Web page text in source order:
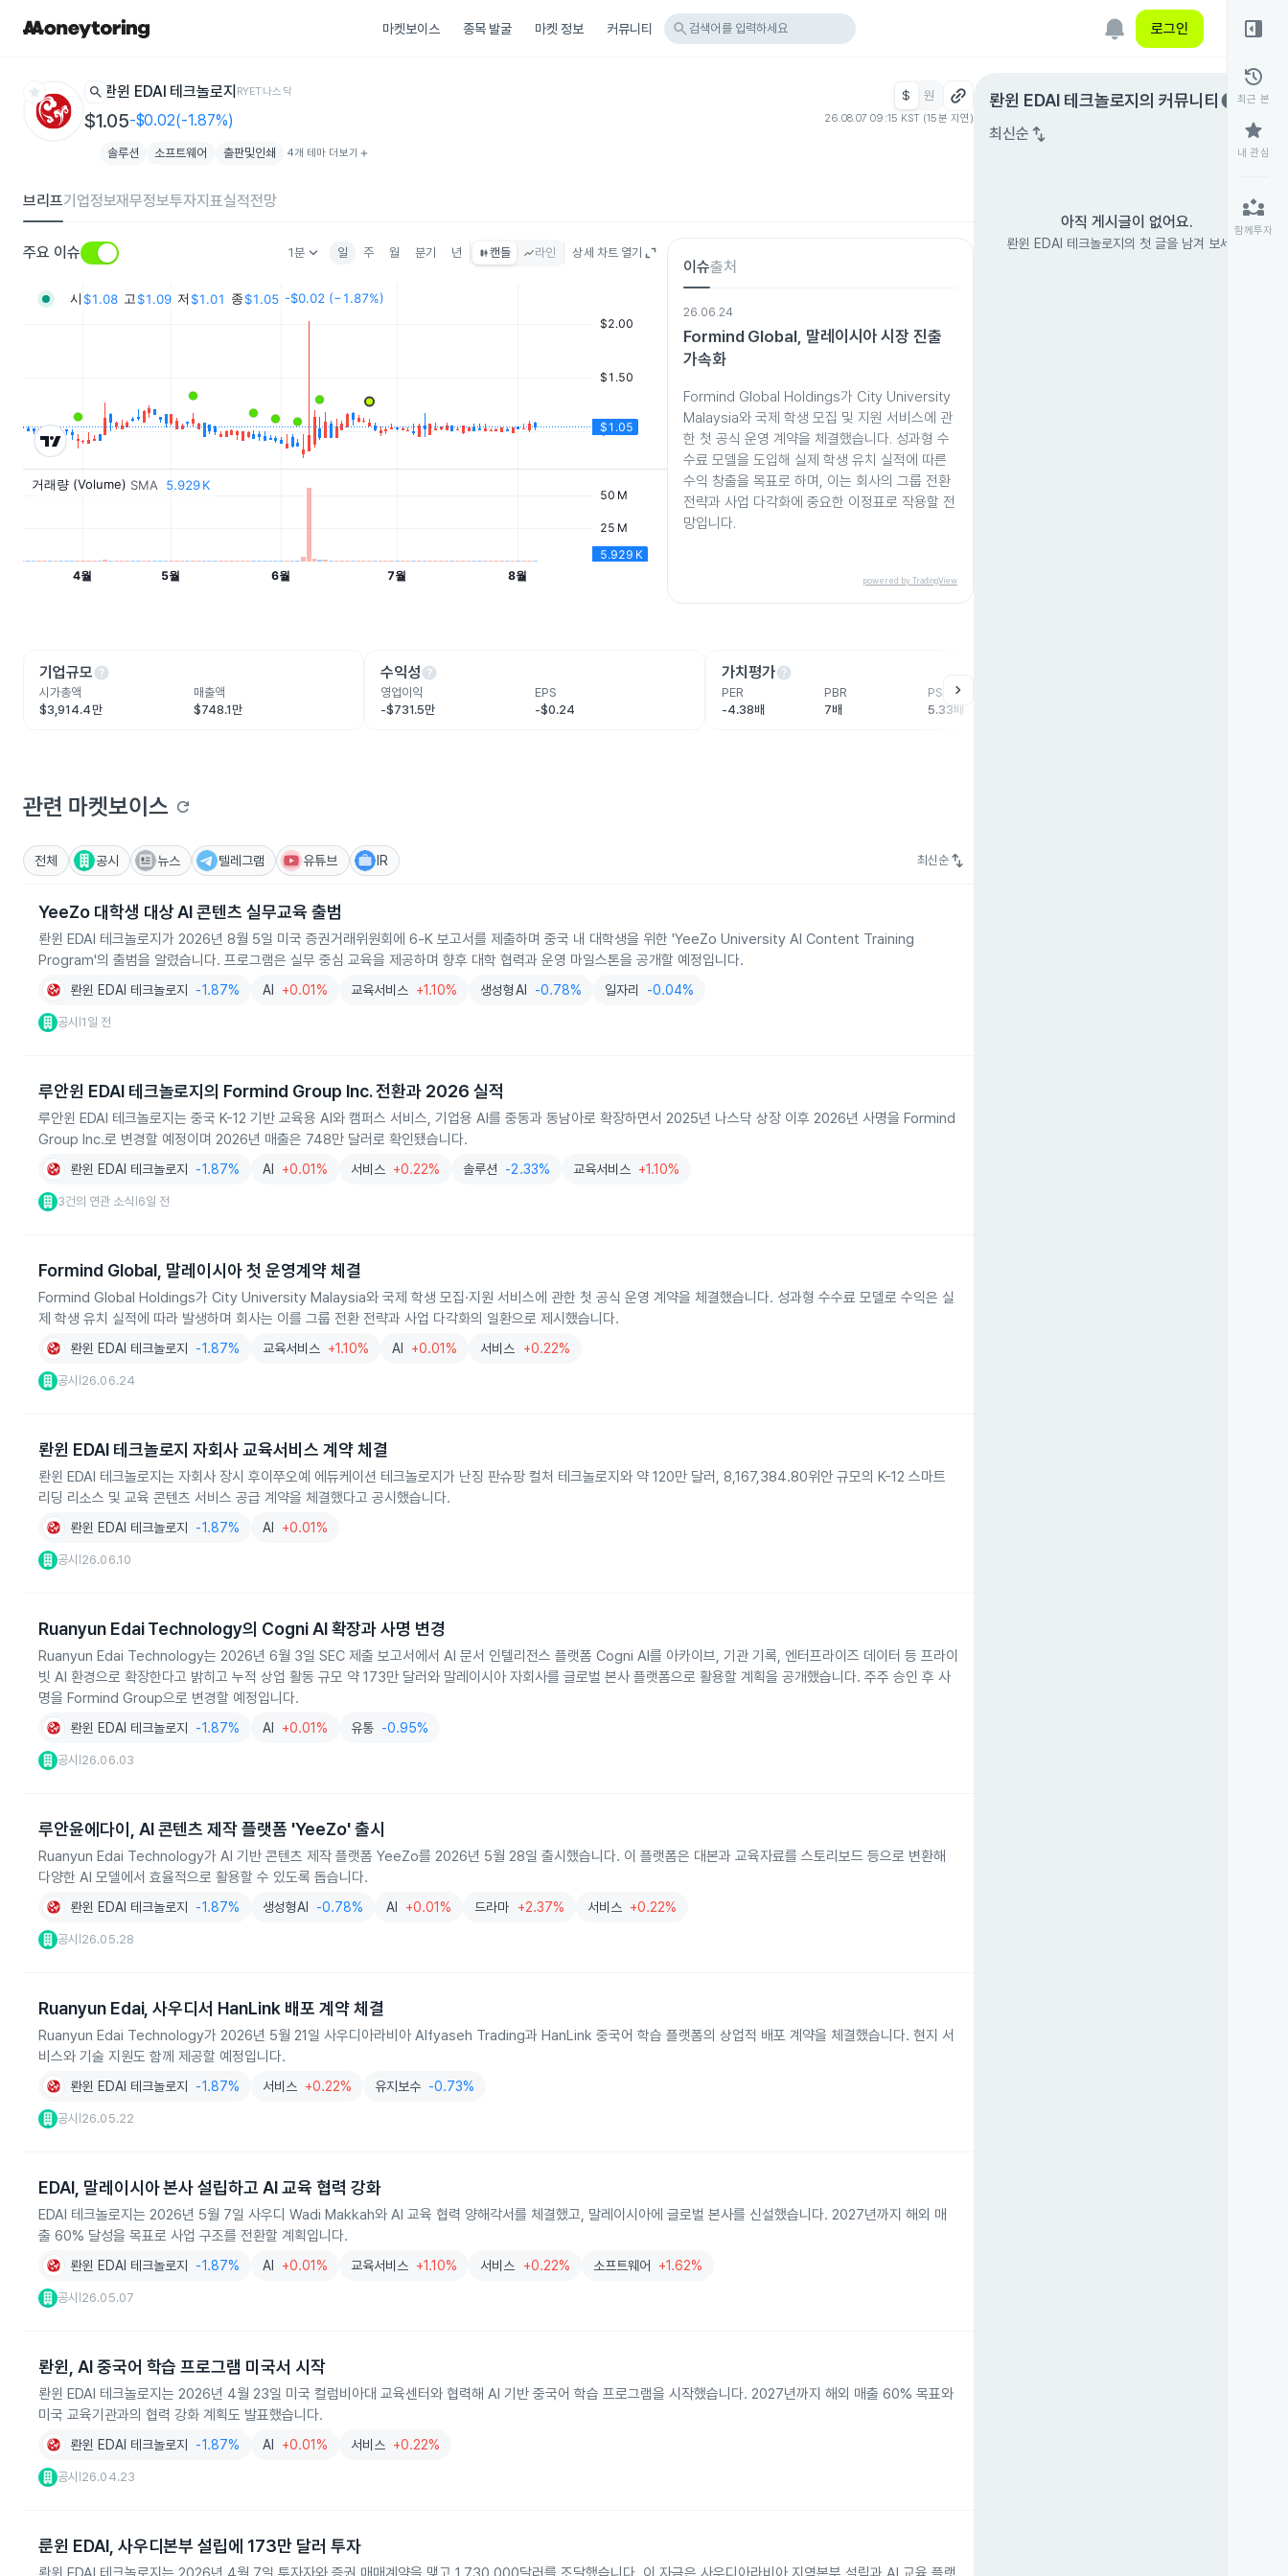
마켓보이스 종목 발굴 마켓 정보 커뮤니티 search 검색어를 입력하세요 로그인
star search 롼윈 EDAI 테크놀로지 RYET나스닥
$1.05-$0.02(-1.87%)
$ 원
26.08.07 09:15 KST (15분 지연)
솔루션 소프트웨어 출판및인쇄 4개 테마 더보기 add
브리프기업정보재무정보투자지표실적전망
주요 이슈 1분keyboard_arrow_down 일 주 월 분기 년 캔들 라인 상세 차트 열기
이슈출처
26.06.24
Formind Global, 말레이시아 시장 진출
가속화
Formind Global Holdings가 City University
Malaysia와 국제 학생 모집 및 지원 서비스에 관
한 첫 공식 운영 계약을 체결했습니다. 성과형 수
수료 모델을 도입해 실제 학생 유치 실적에 따른
수익 창출을 목표로 하며, 이는 회사의 그룹 전환
전략과 사업 다각화에 중요한 이정표로 작용할 전
망입니다.
powered by TradingView
기업규모help
시가총액
$3,914.4만
매출액
$748.1만
수익성help
영업이익
-$731.5만
EPS
-$0.24
가치평가help
PER
-4.38배
PBR
7배
PSR
5.33배
chevron_right
관련 마켓보이스 refresh
전체 공시 뉴스 텔레그램 유튜브 IR 최신순 swap_vert
YeeZo 대학생 대상 AI 콘텐츠 실무교육 출범
롼윈 EDAI 테크놀로지가 2026년 8월 5일 미국 증권거래위원회에 6‑K 보고서를 제출하며 중국 내 대학생을 위한 'YeeZo University AI Content Training
Program'의 출범을 알렸습니다. 프로그램은 실무 중심 교육을 제공하며 향후 대학 협력과 운영 마일스톤을 공개할 예정입니다.
롼윈 EDAI 테크놀로지 -1.87% AI +0.01% 교육서비스 +1.10% 생성형AI -0.78% 일자리 -0.04%
공시 |1일 전
루안윈 EDAI 테크놀로지의 Formind Group Inc. 전환과 2026 실적
루안윈 EDAI 테크놀로지는 중국 K-12 기반 교육용 AI와 캠퍼스 서비스, 기업용 AI를 중동과 동남아로 확장하면서 2025년 나스닥 상장 이후 2026년 사명을 Formind
Group Inc.로 변경할 예정이며 2026년 매출은 748만 달러로 확인됐습니다.
롼윈 EDAI 테크놀로지 -1.87% AI +0.01% 서비스 +0.22% 솔루션 -2.33% 교육서비스 +1.10%
3건의 연관 소식 6일 전
Formind Global, 말레이시아 첫 운영계약 체결
Formind Global Holdings가 City University Malaysia와 국제 학생 모집·지원 서비스에 관한 첫 공식 운영 계약을 체결했습니다. 성과형 수수료 모델로 수익은 실
제 학생 유치 실적에 따라 발생하며 회사는 이를 그룹 전환 전략과 사업 다각화의 일환으로 제시했습니다.
롼윈 EDAI 테크놀로지 -1.87% 교육서비스 +1.10% AI +0.01% 서비스 +0.22%
공시 26.06.24
롼윈 EDAI 테크놀로지 자회사 교육서비스 계약 체결
롼윈 EDAI 테크놀로지는 자회사 장시 후이쭈오예 에듀케이션 테크놀로지가 난징 판슈팡 컬처 테크놀로지와 약 120만 달러, 8,167,384.80위안 규모의 K-12 스마트
리딩 리소스 및 교육 콘텐츠 서비스 공급 계약을 체결했다고 공시했습니다.
롼윈 EDAI 테크놀로지 -1.87% AI +0.01%
공시 26.06.10
Ruanyun Edai Technology의 Cogni AI 확장과 사명 변경
Ruanyun Edai Technology는 2026년 6월 3일 SEC 제출 보고서에서 AI 문서 인텔리전스 플랫폼 Cogni AI를 아카이브, 기관 기록, 엔터프라이즈 데이터 등 프라이
빗 AI 환경으로 확장한다고 밝히고 누적 상업 활동 규모 약 173만 달러와 말레이시아 자회사를 글로벌 본사 플랫폼으로 활용할 계획을 공개했습니다. 주주 승인 후 사
명을 Formind Group으로 변경할 예정입니다.
롼윈 EDAI 테크놀로지 -1.87% AI +0.01% 유통 -0.95%
공시 26.06.03
루안윤에다이, AI 콘텐츠 제작 플랫폼 'YeeZo' 출시
Ruanyun Edai Technology가 AI 기반 콘텐츠 제작 플랫폼 YeeZo를 2026년 5월 28일 출시했습니다. 이 플랫폼은 대본과 교육자료를 스토리보드 등으로 변환해
다양한 AI 모델에서 효율적으로 활용할 수 있도록 돕습니다.
롼윈 EDAI 테크놀로지 -1.87% 생성형AI -0.78% AI +0.01% 드라마 +2.37% 서비스 +0.22%
공시 26.05.28
Ruanyun Edai, 사우디서 HanLink 배포 계약 체결
Ruanyun Edai Technology가 2026년 5월 21일 사우디아라비아 Alfyaseh Trading과 HanLink 중국어 학습 플랫폼의 상업적 배포 계약을 체결했습니다. 현지 서
비스와 기술 지원도 함께 제공할 예정입니다.
롼윈 EDAI 테크놀로지 -1.87% 서비스 +0.22% 유지보수 -0.73%
공시 26.05.22
EDAI, 말레이시아 본사 설립하고 AI 교육 협력 강화
EDAI 테크놀로지는 2026년 5월 7일 사우디 Wadi Makkah와 AI 교육 협력 양해각서를 체결했고, 말레이시아에 글로벌 본사를 신설했습니다. 2027년까지 해외 매
출 60% 달성을 목표로 사업 구조를 전환할 계획입니다.
롼윈 EDAI 테크놀로지 -1.87% AI +0.01% 교육서비스 +1.10% 서비스 +0.22% 소프트웨어 +1.62%
공시 26.05.07
롼윈, AI 중국어 학습 프로그램 미국서 시작
롼윈 EDAI 테크놀로지는 2026년 4월 23일 미국 컬럼비아대 교육센터와 협력해 AI 기반 중국어 학습 프로그램을 시작했습니다. 2027년까지 해외 매출 60% 목표와
미국 교육기관과의 협력 강화 계획도 발표했습니다.
롼윈 EDAI 테크놀로지 -1.87% AI +0.01% 서비스 +0.22%
공시 26.04.23
룬윈 EDAI, 사우디본부 설립에 173만 달러 투자
롼윈 EDAI 테크놀로지의 커뮤니티 expand_circle_right
최신순 swap_vert
아직 게시글이 없어요.
롼윈 EDAI 테크놀로지의 첫 글을 남겨 보세요.
right_panel_open
history
최근 본
star
내 관심
partner_exchange
함께투자